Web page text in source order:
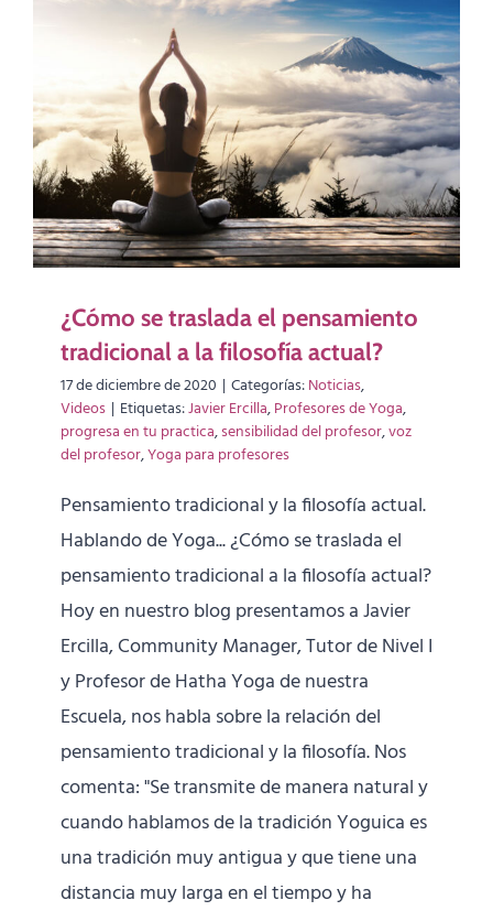
¿Cómo se traslada el pensamiento
tradicional a la filosofía actual?
17 de diciembre de 2020 | Categorías:Noticias,
Videos | Etiquetas:Javier Ercilla,Profesores de Yoga,
progresa en tu practica,sensibilidad del profesor,voz
del profesor,Yoga para profesores
Pensamiento tradicional y la filosofía actual.
Hablando de Yoga... ¿Cómo se traslada el
pensamiento tradicional a la filosofía actual?
Hoy en nuestro blog presentamos a Javier
Ercilla, Community Manager, Tutor de Nivel I
y Profesor de Hatha Yoga de nuestra
Escuela, nos habla sobre la relación del
pensamiento tradicional y la filosofía. Nos
comenta: "Se transmite de manera natural y
cuando hablamos de la tradición Yoguica es
una tradición muy antigua y que tiene una
distancia muy larga en el tiempo y ha